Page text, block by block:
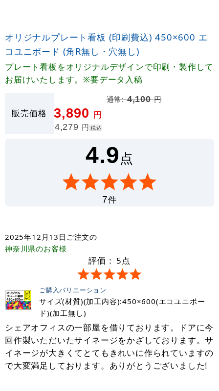
オリジナルプレート看板 (印刷費込) 450×600 エ
コユニボード (角R無し・穴無し)
プレート看板をオリジナルデザインで印刷・製作して
お届けいたします。※要データ入稿
販売価格
通常:4,100円
3,890 円
4,279 円 税込
4.9点
7件
2025年12月13日 ご注文の
神奈川県のお客様
評価： 5点
ご購入バリエーション
サイズ(材質)(加工内容):450×600(エコユニボー
ド)(加工無し)
シェアオフィスの一部屋を借りております。ドアに今
回作製いただいたサイネージをかざしております。サ
イネージが大きくてとてもきれいに作られていますの
で大変満足しております。ありがとうございました!